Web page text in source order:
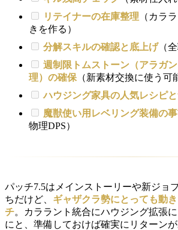
リテイナーの在庫整理 （カラ
きを作る）
分解スキルの確認と底上げ（
週制限トムストーン（アラガ
理）の確保 （新素材交換に使う可
ハウジング家具の人気レシピ
魔獣使い用レベリング装備の
物理DPS）
パッチ7.5はメインストーリーや新ジョ
ちだけど、 ギャザクラ勢にとっても動
チ。カララント統合にハウジング拡張
にと、準備しておけば確実にリターンが